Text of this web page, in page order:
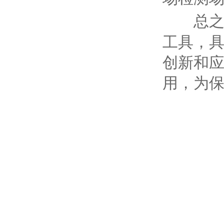
总之
工具，
创新和
用，为